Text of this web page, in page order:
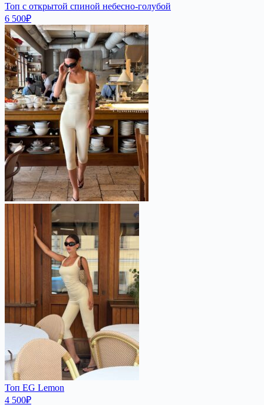
Топ с открытой спиной небесно-голубой
6 500₽
Топ EG Lemon
4 500₽